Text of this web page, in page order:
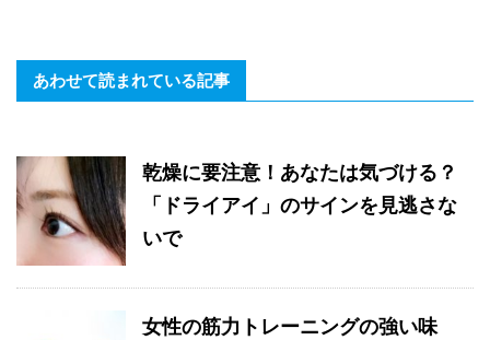
あわせて読まれている記事
乾燥に要注意！あなたは気づける？
「ドライアイ」のサインを見逃さな
いで
女性の筋力トレーニングの強い味